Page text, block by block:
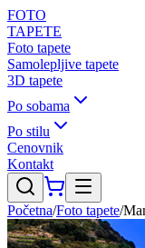
FOTO
TAPETE
Foto tapete
Samolepljive tapete
3D tapete
Po sobama
Po stilu
Cenovnik
Kontakt
Početna/Foto tapete/